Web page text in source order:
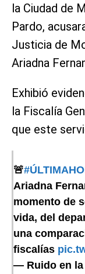
la Ciudad de
Pardo,
Justicia de
Ariadna
Exhibió
la Fiscalía
que este
🚨
Ariadna
momento de
vida, del
una
fiscalías
— Ruido en la